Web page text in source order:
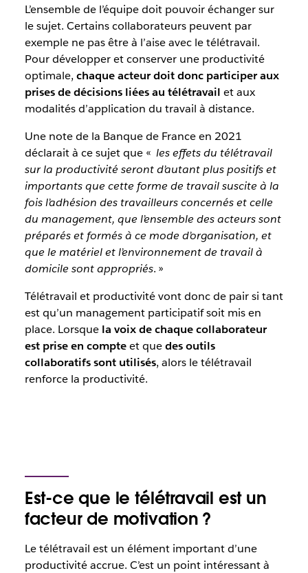
L’ensemble de l’équipe doit pouvoir échanger sur
le sujet. Certains collaborateurs peuvent par
exemple ne pas être à l’aise avec le télétravail.
Pour développer et conserver une productivité
optimale, chaque acteur doit donc participer aux
prises de décisions liées au télétravail et aux
modalités d’application du travail à distance.
Une note de la Banque de France en 2021
déclarait à ce sujet que « les effets du télétravail
sur la productivité seront d’autant plus positifs et
importants que cette forme de travail suscite à la
fois l’adhésion des travailleurs concernés et celle
du management, que l’ensemble des acteurs sont
préparés et formés à ce mode d’organisation, et
que le matériel et l’environnement de travail à
domicile sont appropriés. »
Télétravail et productivité vont donc de pair si tant
est qu’un management participatif soit mis en
place. Lorsque la voix de chaque collaborateur
est prise en compteet quedes outils
collaboratifs sont utilisés, alors le télétravail
renforce la productivité.
Est-ce que le télétravail est un
facteur de motivation ?
Le télétravail est un élément important d’une
productivité accrue. C’est un point intéressant à